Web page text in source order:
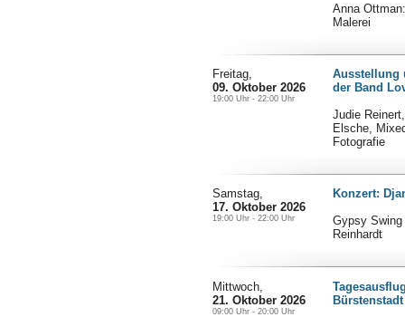
Anna
Malerei
Freitag,
09. Oktober 2026
19:00 Uhr - 22:00 Uhr
Ausstellung
der Band
Judie
Elsche,
Fotografie
Samstag,
17. Oktober 2026
19:00 Uhr - 22:00 Uhr
Konzert:
Gypsy
Reinhardt
Mittwoch,
21. Oktober 2026
09:00 Uhr - 20:00 Uhr